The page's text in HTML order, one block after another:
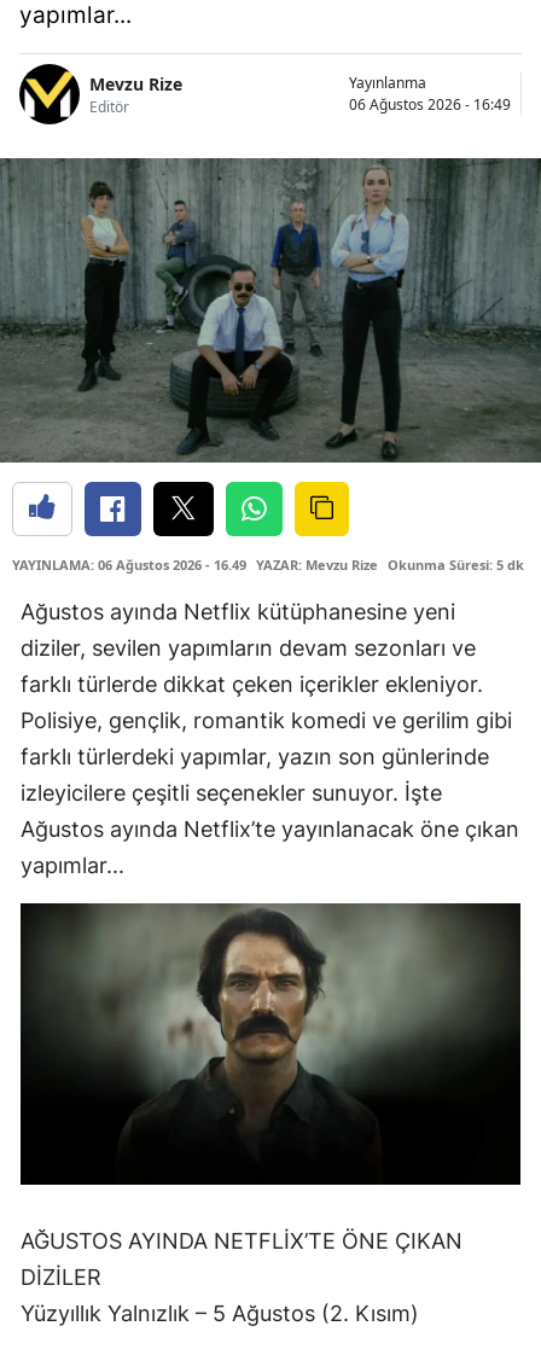
yapımlar...
Mevzu Rize
Editör
Yayınlanma
06 Ağustos 2026 - 16:49
YAYINLAMA: 06 Ağustos 2026 - 16.49 YAZAR: Mevzu Rize Okunma Süresi: 5 dk
Ağustos ayında Netflix kütüphanesine yeni
diziler, sevilen yapımların devam sezonları ve
farklı türlerde dikkat çeken içerikler ekleniyor.
Polisiye, gençlik, romantik komedi ve gerilim gibi
farklı türlerdeki yapımlar, yazın son günlerinde
izleyicilere çeşitli seçenekler sunuyor. İşte
Ağustos ayında Netflix’te yayınlanacak öne çıkan
yapımlar...
AĞUSTOS AYINDA NETFLİX’TE ÖNE ÇIKAN
DİZİLER
Yüzyıllık Yalnızlık – 5 Ağustos (2. Kısım)